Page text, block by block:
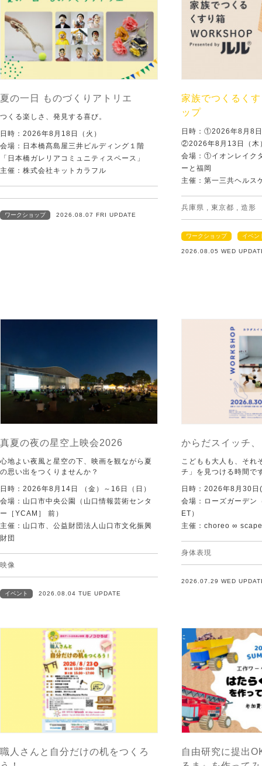
夏の一日 ものづくりアトリエ
つくる楽しさ、発見する喜び。
日時：2026年8月18日（火）
会場：日本橋髙島屋三井ビルディング１階
「日本橋ガレリアコミュニティスペース」
主催：株式会社キットカラフル
ワークショップ 2026.08.07 FRI UPDATE
家族でつくるく
ップ
日時：①2026年8月8
②2026年8月13日（木
会場：①イオンレイ
ーと福岡
主催：第一三共ヘルス
兵庫県 , 東京都 , 造形
ワークショップ イベン
2026.08.05 WED
真夏の夜の星空上映会2026
心地よい夜風と星空の下、映画を観ながら夏
の思い出をつくりませんか？
日時：2026年8月14日 （金）～16日（日）
会場：山口市中央公園（山口情報芸術センタ
ー［YCAM］ 前）
主催：山口市、公益財団法人山口市文化振興
財団
映像
イベント 2026.08.04 TUE UPDATE
からだスイッチ
こどもも大人も、それ
チ」を見つける時間で
日時：2026年8月30日
会場：ローズガーデン
ET）
主催：choreo ∞ scape
身体表現
2026.07.29 WED
職人さんと自分だけの机をつくろ
自由研究に提出